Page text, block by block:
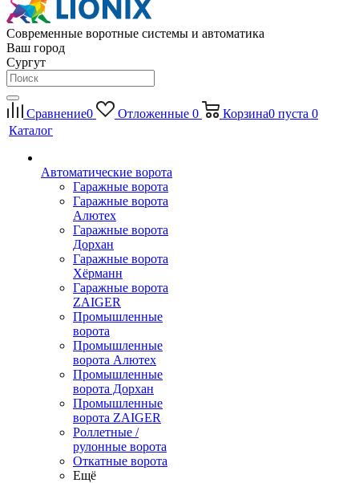
Современные воротные системы и автоматика
Ваш город
Сургут
Сравнение0 Отложенные 0 Корзина0 пуста 0
Каталог
Автоматические ворота
Гаражные ворота
Гаражные ворота
Алютех
Гаражные ворота
Дорхан
Гаражные ворота
Хёрманн
Гаражные ворота
ZAIGER
Промышленные
ворота
Промышленные
ворота Алютех
Промышленные
ворота Дорхан
Промышленные
ворота ZAIGER
Роллетные /
рулонные ворота
Откатные ворота
Ещё